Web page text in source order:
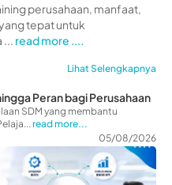
perusahaan, manfaat,
tepat untuk
... read more ....
Lihat Selengkapnya
Peran bagi Perusahaan
SDM yang membantu
read more...
05/08/2026